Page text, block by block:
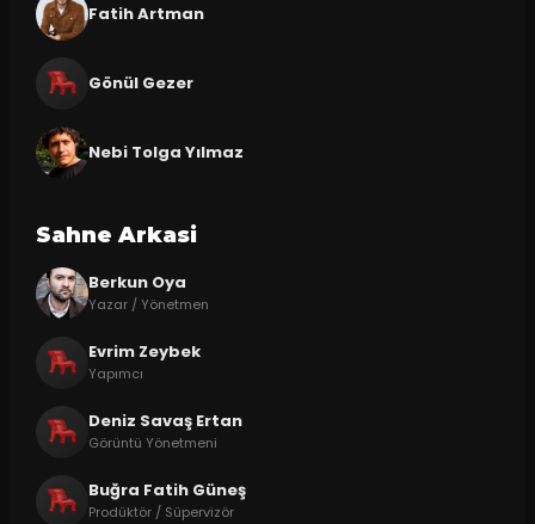
Fatih Artman
Gönül Gezer
Nebi Tolga Yılmaz
Sahne Arkasi
Berkun Oya
Yazar / Yönetmen
Evrim Zeybek
Yapımcı
Deniz Savaş Ertan
Görüntü Yönetmeni
Buğra Fatih Güneş
Prodüktör / Süpervizör